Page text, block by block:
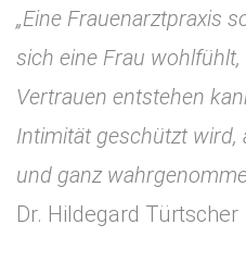
„Eine Frauenarztpraxis
sich eine Frau
Vertrauen entstehen
Intimität geschützt wird,
und ganz
Dr. Hildegard Türtscher